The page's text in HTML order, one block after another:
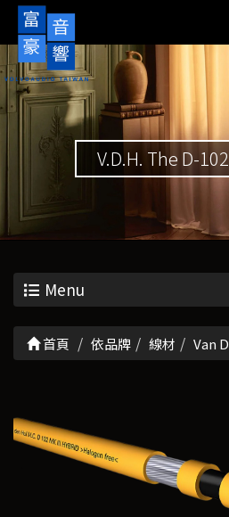
V.D.H. The D-
Menu
首頁 依品牌 線材 Van